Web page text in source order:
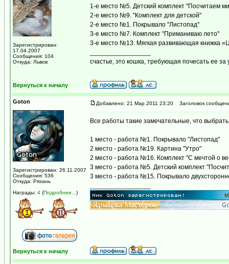
Зарегистрирован:
17.04.2007
Сообщения: 104
Откуда: Львов
1-е место №5. Детский комплект "Посчитаем
2-е место №9. "Комплект для детской"
2-е место №1. Покрывало "Листопад"
3-е место №7. Комплект "Приманиваю лето"
3-е место №13. Мягкая развивающая книжка
счастье, это кошка, требующая почесать ее за
Вернуться к началу
Goton
Зарегистрирован: 26.11.2007
Сообщения: 536
Откуда: Рязань
Награды: 4 (Подробнее... )
Добавлено: 21 Мар 2011 23:20 Заголовок
Все работы такие замечательные, что
1 место - работа №1. Покрывало "Листопад"
2 место - работа №19. Картина "Утро"
2 место - работа №16. Комплект "С мечтой о
3 место - работа №5. Детский комплект
3 место - работа №15. Покрывало
Вернуться к началу